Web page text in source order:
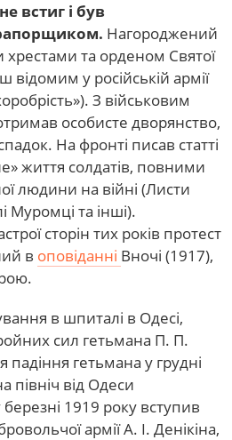
встиг і був
Нагороджений
хрестами та орденом Святої
відомим у російській армії
З військовим
особисте дворянство,
На фронті писав статті
життя солдатів, повними
людини на війні (Листи
Муромці та інші).
сторін тих років протест
в оповіданні Вночі (1917),
в шпиталі в Одесі,
сил гетьмана П. П.
падіння гетьмана у грудні
північ від Одеси
1919 року вступив
армії А. І. Денікіна,